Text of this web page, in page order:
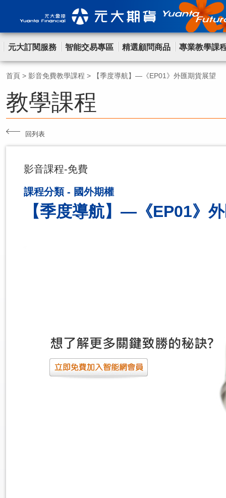
元大訂閱服務 智能交易專區 精選顧問商品 專業教學課
首頁 > 影音免費教學課程 > 【季度導航】—《EP01》外匯期貨展望
教學課程
回列表
影音課程-免費
課程分類 - 國外期權
【季度導航】—《EP01》